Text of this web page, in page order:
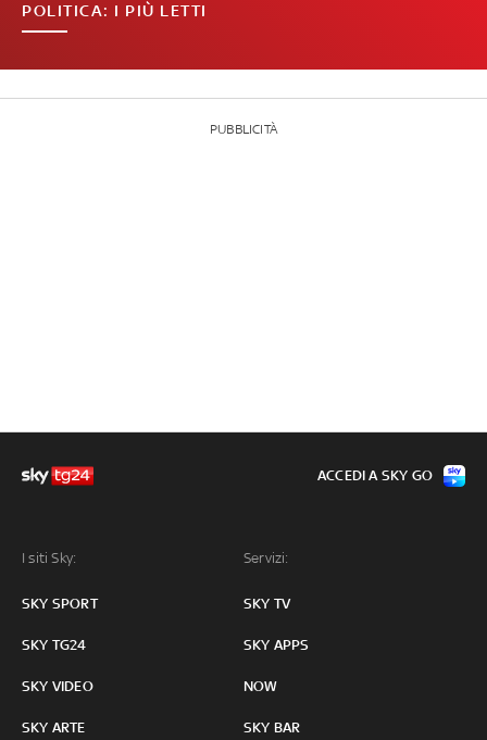
POLITICA: I PIÙ LETTI
PUBBLICITÀ
I siti Sky:
SKY SPORT
SKY TG24
SKY VIDEO
SKY ARTE
Servizi:
SKY TV
SKY APPS
NOW
SKY BAR
ACCEDI A SKY GO